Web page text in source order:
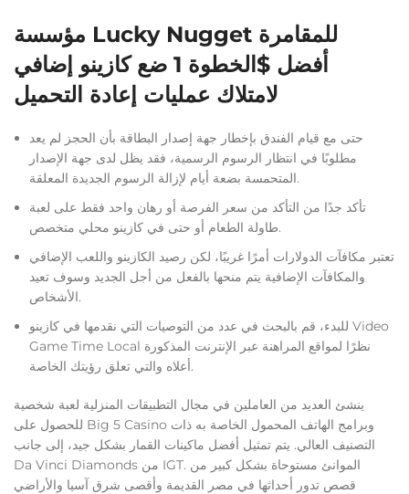
مؤسسة Lucky Nugget للمقامرة
أفضل $الخطوة 1 ضع كازينو إضافي
لامتلاك عمليات إعادة التحميل
حتى مع قيام الفندق بإخطار جهة إصدار البطاقة بأن الحجز لم يعد
مطلوبًا في انتظار الرسوم الرسمية، فقد يظل لدى جهة الإصدار
المتحمسة بضعة أيام لإزالة الرسوم الجديدة المعلقة.
تأكد جدًا من التأكد من سعر الفرصة أو رهان واحد فقط على لعبة
طاولة الطعام أو حتى في كازينو محلي متخصص.
تعتبر مكافآت الدولارات أمرًا غريبًا، لكن رصيد الكازينو واللعب الإضافي
والمكافآت الإضافية يتم منحها بالفعل من أجل الجديد وسوف تعيد
الأشخاص.
للبدء، قم بالبحث في عدد من التوصيات التي نقدمها في كازينو Video
Game Time Local نظرًا لمواقع المراهنة عبر الإنترنت المذكورة
أعلاه والتي تعلق رؤيتك الخاصة.
ينشئ العديد من العاملين في مجال التطبيقات المنزلية لعبة شخصية
للحصول على Big 5 Casino وبرامج الهاتف المحمول الخاصة به ذات
التصنيف العالي. يتم تمثيل أفضل ماكينات القمار بشكل جيد، إلى جانب
Da Vinci Diamonds من IGT. الموانئ مستوحاة بشكل كبير من
قصص تدور أحداثها في مصر القديمة وأقصى شرق آسيا والأراضي